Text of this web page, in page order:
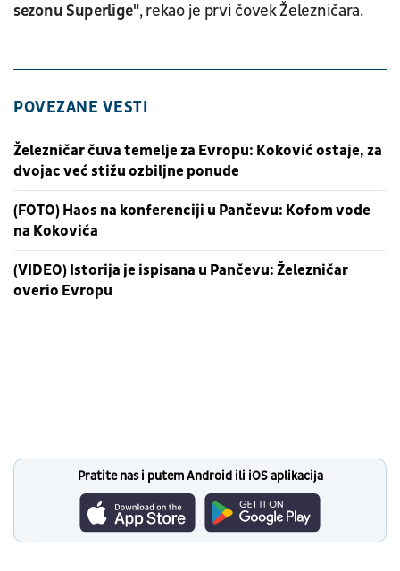
sezonu Superlige", rekao je prvi čovek Železničara.
POVEZANE VESTI
Železničar čuva temelje za Evropu: Koković ostaje, za
dvojac već stižu ozbiljne ponude
(FOTO) Haos na konferenciji u Pančevu: Kofom vode
na Kokovića
(VIDEO) Istorija je ispisana u Pančevu: Železničar
overio Evropu
Pratite nas i putem Android ili iOS aplikacija